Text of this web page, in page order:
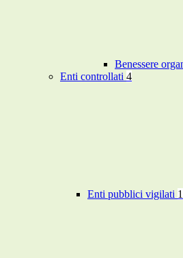
Benessere
Enti controllati 4
Enti pubblici vigilati 1